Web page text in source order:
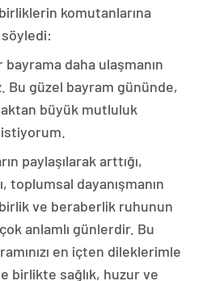
komutanlarına
daha ulaşmanın
Bu güzel bayram gününde,
büyük mutluluk
paylaşılarak arttığı,
toplumsal dayanışmanın
ve beraberlik ruhunun
anlamlı günlerdir. Bu
en içten dileklerimle
birlikte sağlık, huzur ve